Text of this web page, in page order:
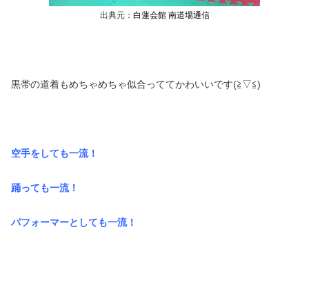
出典元： 白蓮会館 南道場通信
黒帯の道着もめちゃめちゃ似合っててかわいいです(≧▽≦)
空手をしても一流！
踊っても一流！
パフォーマーとしても一流！